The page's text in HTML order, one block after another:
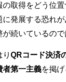
取得をどう位
発展する恐れ
続いているので
QRコード決済
者第一主義を掲